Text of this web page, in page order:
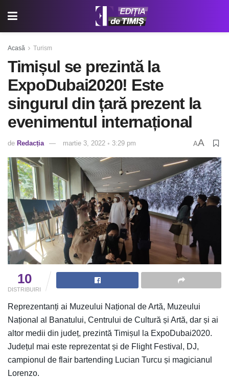
Acasă Turism
Timișul se prezintă la
ExpoDubai2020! Este
singurul din țară prezent la
evenimentul internațional
de Redacția martie 3, 2022 ◦ 3:29 pm AA
10
DISTRIBUIRI
Reprezentanți ai Muzeului Național de Artă, Muzeului
Național al Banatului, Centrului de Cultură și Artă, dar și ai
altor medii din județ, prezintă Timișul la ExpoDubai2020.
Județul mai este reprezentat și de Flight Festival, DJ,
campionul de flair bartending Lucian Turcu și magicianul
Lorenzo.